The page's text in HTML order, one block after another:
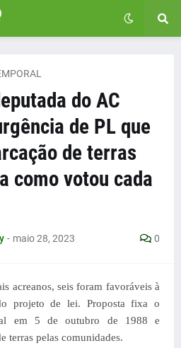
do AC
de PL que
de terras
como votou cada
- maio 28, 2023 0
acreanos, seis foram favoráveis à
projeto de lei. Proposta fixa o
em 5 de outubro de 1988 e
terras pelas comunidades.